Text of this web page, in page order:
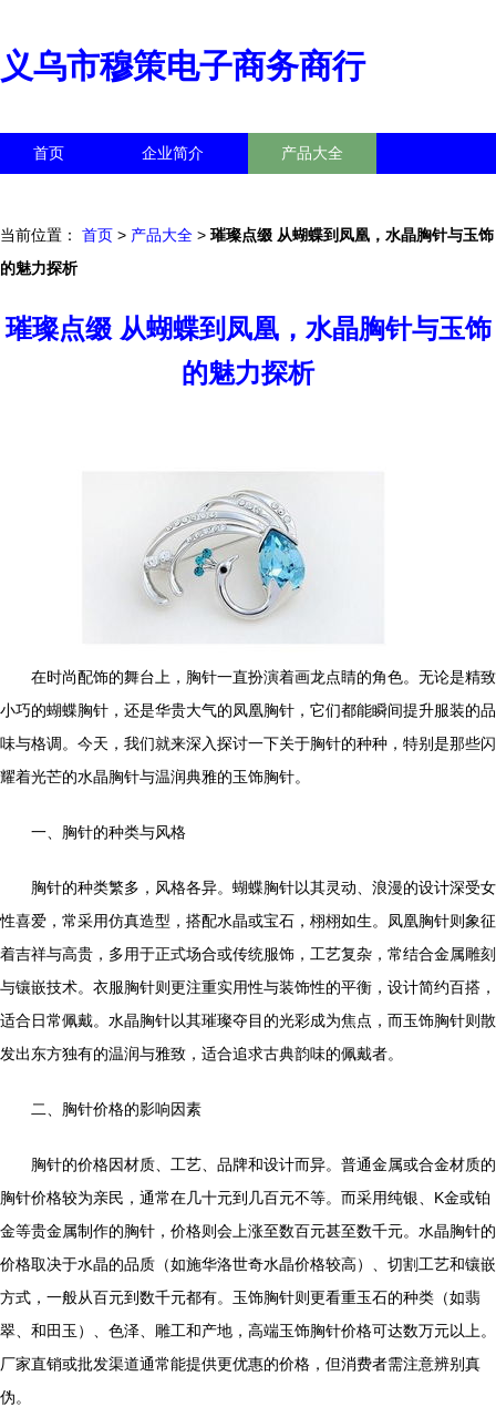
义乌市穆策电子商务商行
首页 企业简介 产品大全
当前位置： 首页 > 产品大全 > 璀璨点缀 从蝴蝶到凤凰，水晶胸针与玉饰
的魅力探析
璀璨点缀 从蝴蝶到凤凰，水晶胸针与玉饰
的魅力探析
在时尚配饰的舞台上，胸针一直扮演着画龙点睛的角色。无论是精致
小巧的蝴蝶胸针，还是华贵大气的凤凰胸针，它们都能瞬间提升服装的品
味与格调。今天，我们就来深入探讨一下关于胸针的种种，特别是那些闪
耀着光芒的水晶胸针与温润典雅的玉饰胸针。
一、胸针的种类与风格
胸针的种类繁多，风格各异。蝴蝶胸针以其灵动、浪漫的设计深受女
性喜爱，常采用仿真造型，搭配水晶或宝石，栩栩如生。凤凰胸针则象征
着吉祥与高贵，多用于正式场合或传统服饰，工艺复杂，常结合金属雕刻
与镶嵌技术。衣服胸针则更注重实用性与装饰性的平衡，设计简约百搭，
适合日常佩戴。水晶胸针以其璀璨夺目的光彩成为焦点，而玉饰胸针则散
发出东方独有的温润与雅致，适合追求古典韵味的佩戴者。
二、胸针价格的影响因素
胸针的价格因材质、工艺、品牌和设计而异。普通金属或合金材质的
胸针价格较为亲民，通常在几十元到几百元不等。而采用纯银、K金或铂
金等贵金属制作的胸针，价格则会上涨至数百元甚至数千元。水晶胸针的
价格取决于水晶的品质（如施华洛世奇水晶价格较高）、切割工艺和镶嵌
方式，一般从百元到数千元都有。玉饰胸针则更看重玉石的种类（如翡
翠、和田玉）、色泽、雕工和产地，高端玉饰胸针价格可达数万元以上。
厂家直销或批发渠道通常能提供更优惠的价格，但消费者需注意辨别真
伪。